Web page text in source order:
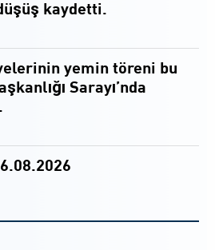
kaydetti.
yemin töreni bu
Sarayı’nda